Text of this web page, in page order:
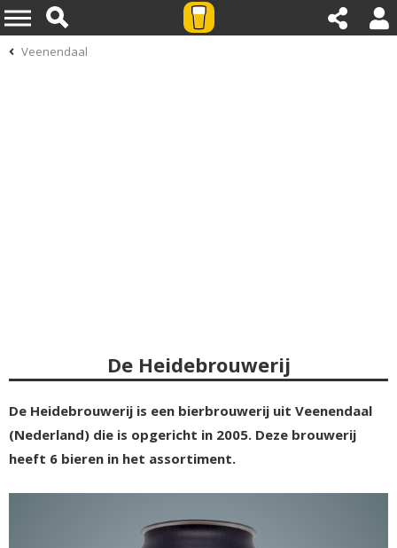
Veenendaal
De Heidebrouwerij
De Heidebrouwerij is een bierbrouwerij uit Veenendaal
(Nederland) die is opgericht in 2005. Deze brouwerij
heeft 6 bieren in het assortiment.